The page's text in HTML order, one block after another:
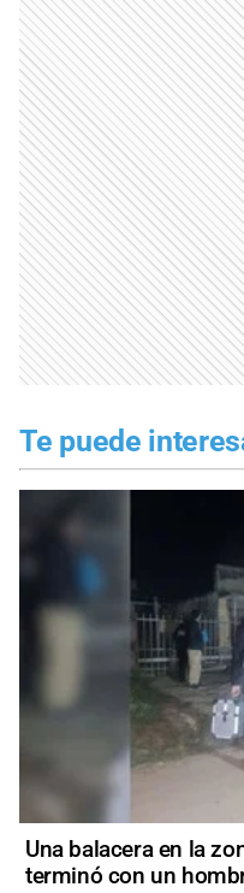
Te puede
Una balacera en la
terminó con un